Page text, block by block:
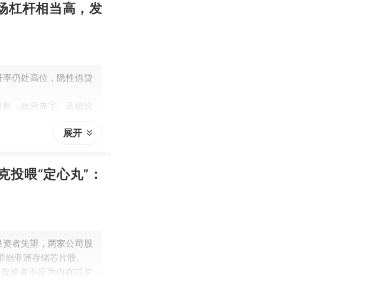
杠杆相当高，发
仍处高位，隐性借贷
，政府赤字、基础设
展开
投喂“定心丸”：
者失望，两家公司股
亚洲存储芯片股。
资者不应为内存芯片